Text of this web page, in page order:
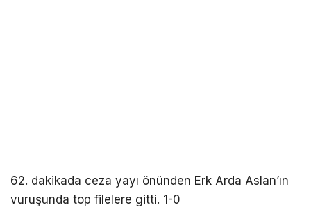
62. dakikada ceza yayı önünden Erk Arda Aslan’ın
vuruşunda top filelere gitti. 1-0